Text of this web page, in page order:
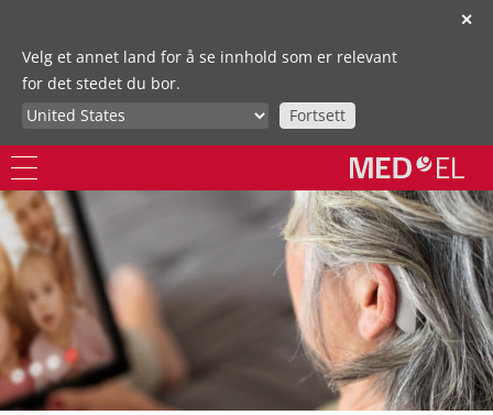
✕
Velg et annet land for å se innhold som er relevant
for det stedet du bor.
Fortsett